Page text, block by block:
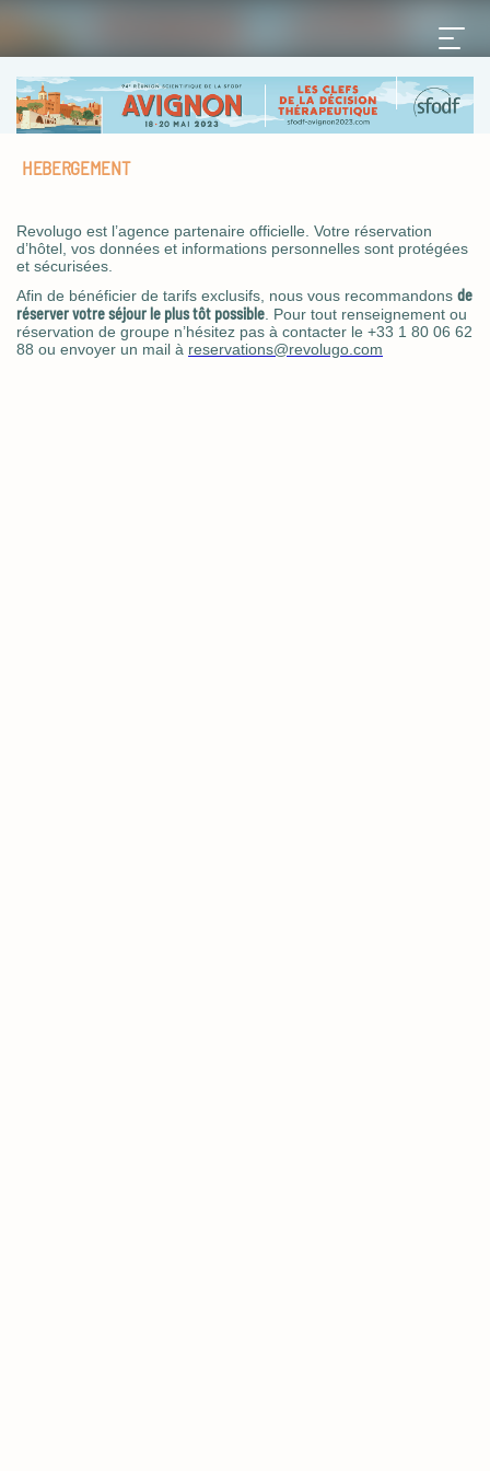
HEBERGEMENT
Revolugo est l’agence partenaire officielle. Votre réservation
d’hôtel, vos données et informations personnelles sont protégées
et sécurisées.
Afin de bénéficier de tarifs exclusifs, nous vous recommandons de
réserver votre séjour le plus tôt possible. Pour tout renseignement ou
réservation de groupe n’hésitez pas à contacter le +33 1 80 06 62
88 ou envoyer un mail à reservations@revolugo.com